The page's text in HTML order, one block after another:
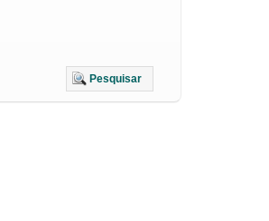
Pesquisar